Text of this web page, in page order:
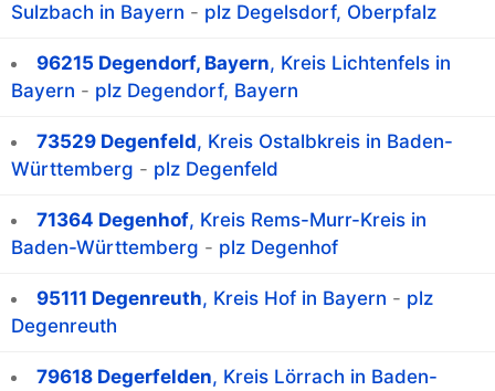
Sulzbach in Bayern - plz Degelsdorf, Oberpfalz
96215 Degendorf, Bayern, Kreis Lichtenfels in
Bayern - plz Degendorf, Bayern
73529 Degenfeld, Kreis Ostalbkreis in Baden-
Württemberg - plz Degenfeld
71364 Degenhof, Kreis Rems-Murr-Kreis in
Baden-Württemberg - plz Degenhof
95111 Degenreuth, Kreis Hof in Bayern - plz
Degenreuth
79618 Degerfelden, Kreis Lörrach in Baden-